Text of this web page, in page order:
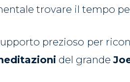
trovare il tempo
prezioso per
del grande